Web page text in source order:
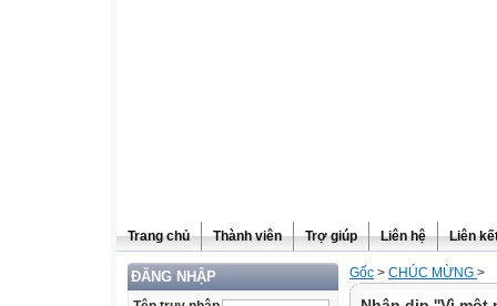
Trang chủ Thành viên Trợ giúp Liên hệ Liên
ĐĂNG NHẬP Gốc > CHÚC MỪNG >